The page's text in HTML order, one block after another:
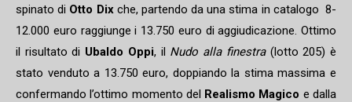
spinato di Otto Dixche, partendo da una stima in catalogo 8-
12.000 euro raggiunge i 13.750 euro di aggiudicazione. Ottimo
il risultato di Ubaldo Oppi, il Nudo alla finestra(lotto 205) è
stato venduto a 13.750 euro, doppiando la stima massima e
confermando l’ottimo momento del Realismo Magico e dalla